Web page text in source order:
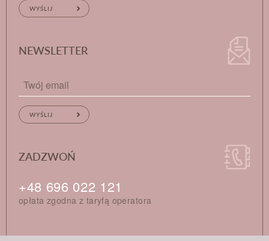
NEWSLETTER
ZADZWOŃ
+48 696 022 121
opłata zgodna z taryfą operatora